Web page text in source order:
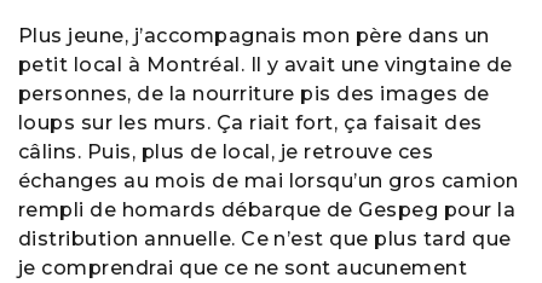
Plus jeune, j’accompagnais mon père dans un
petit local à Montréal. Il y avait une vingtaine de
personnes, de la nourriture pis des images de
loups sur les murs. Ça riait fort, ça faisait des
câlins. Puis, plus de local, je retrouve ces
échanges au mois de mai lorsqu’un gros camion
rempli de homards débarque de Gespeg pour la
distribution annuelle. Ce n’est que plus tard que
je comprendrai que ce ne sont aucunement